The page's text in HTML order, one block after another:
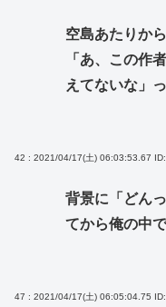
空島あたりか
「あ、この作
えてないな」
42 : 2021/04/17(土) 06:03:53.67
背景に「どん
てから俺の中
47 : 2021/04/17(土) 06:05:04.75